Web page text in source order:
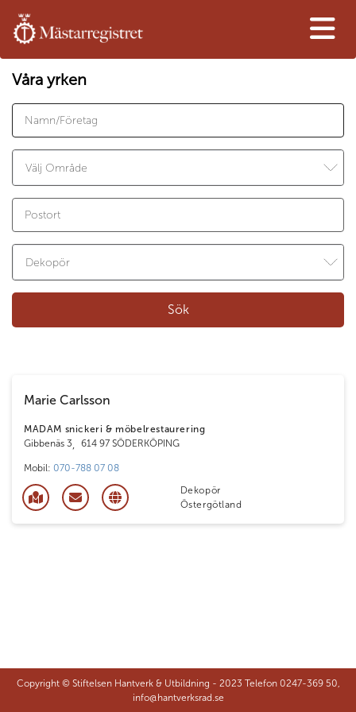
Våra yrken
Sök
Marie Carlsson
MADAM snickeri & möbelrestaurering
Gibbenäs 3, 614 97 SÖDERKÖPING
Mobil: 070-788 07 08
Dekopör
Östergötland
Copyright © Stiftelsen Hantverk & Utbildning - 2023 Telefon 0247-369 50,
info@hantverksrad.se